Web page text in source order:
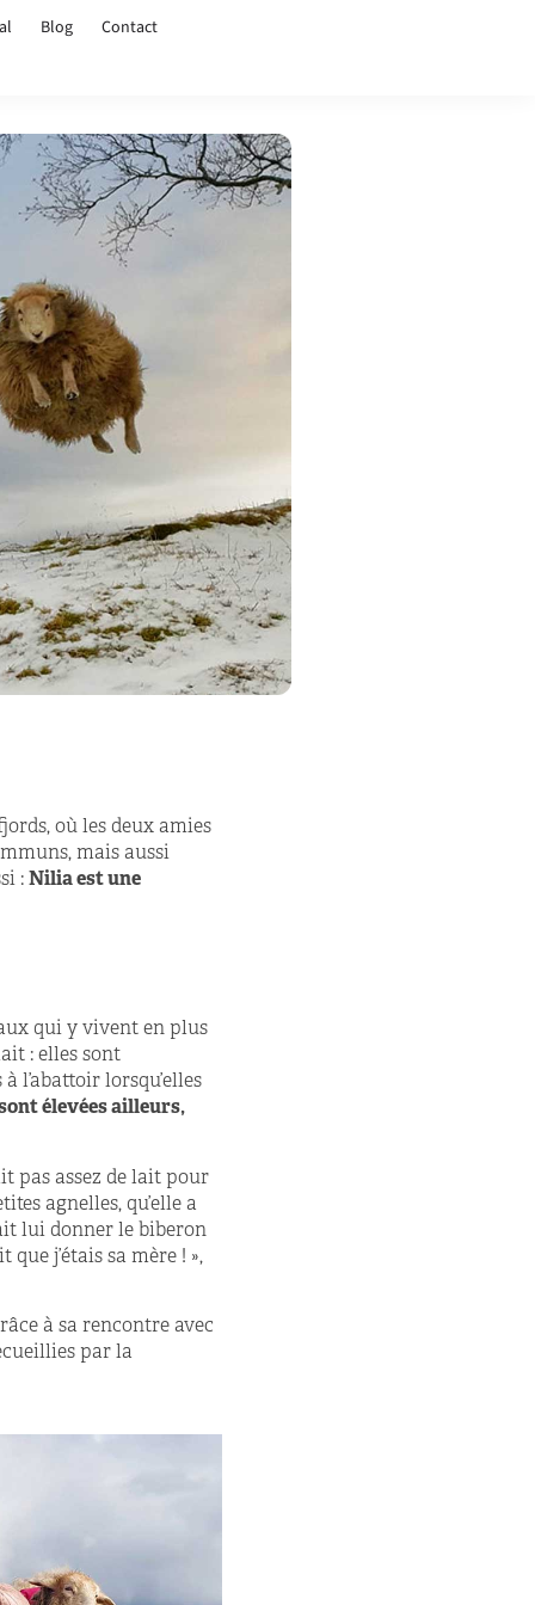
Blog Contact
où les deux amies
mais aussi
: Nilia est une
qui y vivent en plus
: elles sont
l’abattoir lorsqu’elles
élevées ailleurs,
pas assez de lait pour
agnelles, qu’elle a
lui donner le biberon
j’étais sa mère ! »,
à sa rencontre avec
par la